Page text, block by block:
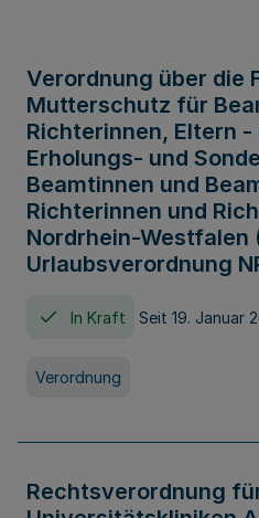
Verordnung über die
Mutterschutz für
Richterinnen, Eltern
Erholungs- und
Beamtinnen und
Richterinnen und
Nordrhein-Westfalen
Urlaubsverordnung
In Kraft Seit 19. Januar
Verordnung
Rechtsverordnung